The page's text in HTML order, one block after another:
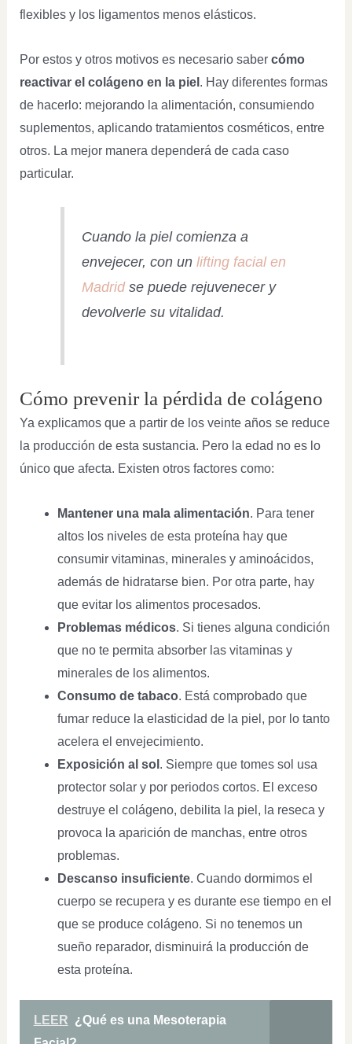
flexibles y los ligamentos menos elásticos.
Por estos y otros motivos es necesario saber cómo
reactivar el colágeno en la piel . Hay diferentes formas
de hacerlo: mejorando la alimentación, consumiendo
suplementos, aplicando tratamientos cosméticos, entre
otros. La mejor manera dependerá de cada caso
particular.
Cuando la piel comienza a
envejecer, con un lifting facial en
Madridse puede rejuvenecer y
devolverle su vitalidad.
Cómo prevenir la pérdida de colágeno
Ya explicamos que a partir de los veinte años se reduce
la producción de esta sustancia. Pero la edad no es lo
único que afecta. Existen otros factores como:
Mantener una mala alimentación. Para tener
altos los niveles de esta proteína hay que
consumir vitaminas, minerales y aminoácidos,
además de hidratarse bien. Por otra parte, hay
que evitar los alimentos procesados.
Problemas médicos. Si tienes alguna condición
que no te permita absorber las vitaminas y
minerales de los alimentos.
Consumo de tabaco. Está comprobado que
fumar reduce la elasticidad de la piel, por lo tanto
acelera el envejecimiento.
Exposición al sol . Siempre que tomes sol usa
protector solar y por periodos cortos. El exceso
destruye el colágeno, debilita la piel, la reseca y
provoca la aparición de manchas, entre otros
problemas.
Descanso insuficiente. Cuando dormimos el
cuerpo se recupera y es durante ese tiempo en el
que se produce colágeno. Si no tenemos un
sueño reparador, disminuirá la producción de
esta proteína.
LEER ¿Qué es una Mesoterapia